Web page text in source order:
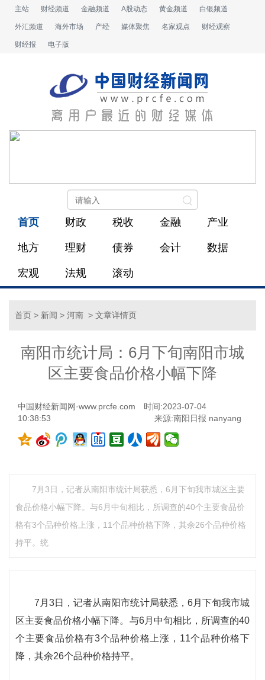
主站 财经频道 金融频道 A股动态 黄金频道 白银频道
外汇频道 海外市场 产经 媒体聚焦 名家观点 财经观察
财经报 电子版
首页 财政 税收 金融 产业
地方 理财 债券 会计 数据
宏观 法规 滚动
首页 > 新闻 > 河南 > 文章详情页
南阳市统计局：6月下旬南阳市城
区主要食品价格小幅下降
中国财经新闻网·www.prcfe.com
时间:2023-07-04
10:38:53
来源:南阳日报 nanyang
7月3日，记者从南阳市统计局获悉，6月下旬我市城区主要
食品价格小幅下降。与6月中旬相比，所调查的40个主要食品价
格有3个品种价格上涨，11个品种价格下降，其余26个品种价格
持平。统
7月3日，记者从南阳市统计局获悉，6月下旬我市城
区主要食品价格小幅下降。与6月中旬相比，所调查的40
个主要食品价格有3个品种价格上涨，11个品种价格下
降，其余26个品种价格持平。